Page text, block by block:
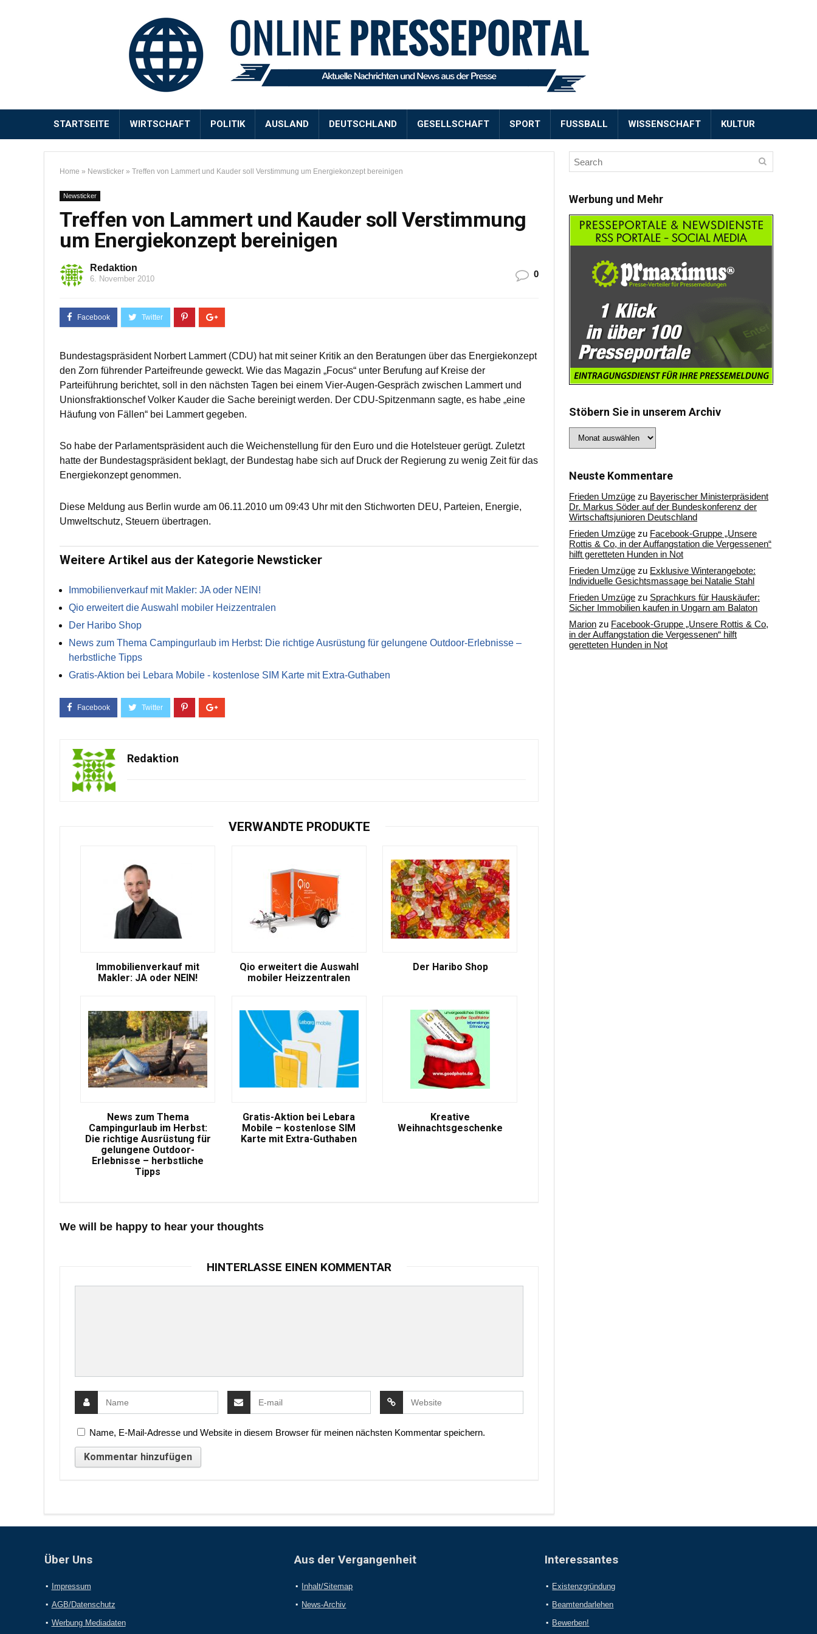
STARTSEITE WIRTSCHAFT POLITIK AUSLAND DEUTSCHLAND GESELLSCHAFT SPORT FUSSBALL WISSENSCHAFT KULTUR
Home » Newsticker » Treffen von Lammert und Kauder soll Verstimmung um Energiekonzept bereinigen
Newsticker
Treffen von Lammert und Kauder soll Verstimmung
um Energiekonzept bereinigen
Redaktion
6. November 2010 0
Bundestagspräsident Norbert Lammert (CDU) hat mit seiner Kritik an den Beratungen über das Energiekonzept
den Zorn führender Parteifreunde geweckt. Wie das Magazin „Focus“ unter Berufung auf Kreise der
Parteiführung berichtet, soll in den nächsten Tagen bei einem Vier-Augen-Gespräch zwischen Lammert und
Unionsfraktionschef Volker Kauder die Sache bereinigt werden. Der CDU-Spitzenmann sagte, es habe „eine
Häufung von Fällen“ bei Lammert gegeben.
So habe der Parlamentspräsident auch die Weichenstellung für den Euro und die Hotelsteuer gerügt. Zuletzt
hatte der Bundestagspräsident beklagt, der Bundestag habe sich auf Druck der Regierung zu wenig Zeit für das
Energiekonzept genommen.
Diese Meldung aus Berlin wurde am 06.11.2010 um 09:43 Uhr mit den Stichworten DEU, Parteien, Energie,
Umweltschutz, Steuern übertragen.
Weitere Artikel aus der Kategorie Newsticker
Immobilienverkauf mit Makler: JA oder NEIN!
Qio erweitert die Auswahl mobiler Heizzentralen
Der Haribo Shop
News zum Thema Campingurlaub im Herbst: Die richtige Ausrüstung für gelungene Outdoor-Erlebnisse –
herbstliche Tipps
Gratis-Aktion bei Lebara Mobile - kostenlose SIM Karte mit Extra-Guthaben
Redaktion
VERWANDTE PRODUKTE
Immobilienverkauf mit
Makler: JA oder NEIN!
Qio erweitert die Auswahl
mobiler Heizzentralen
Der Haribo Shop
News zum Thema
Campingurlaub im Herbst:
Die richtige Ausrüstung für
gelungene Outdoor-
Erlebnisse – herbstliche
Tipps
Gratis-Aktion bei Lebara
Mobile – kostenlose SIM
Karte mit Extra-Guthaben
Kreative
Weihnachtsgeschenke
We will be happy to hear your thoughts
HINTERLASSE EINEN KOMMENTAR
Name, E-Mail-Adresse und Website in diesem Browser für meinen nächsten Kommentar speichern.
Werbung und Mehr
Stöbern Sie in unserem Archiv
Sie
Archiv
Neuste Kommentare
Frieden Umzüge zu Bayerischer Ministerpräsident
Dr. Markus Söder auf der Bundeskonferenz der
Wirtschaftsjunioren Deutschland
Frieden Umzüge zu Facebook-Gruppe „Unsere
Rottis & Co, in der Auffangstation die Vergessenen“
hilft geretteten Hunden in Not
Frieden Umzüge zu Exklusive Winterangebote:
Individuelle Gesichtsmassage bei Natalie Stahl
Frieden Umzüge zu Sprachkurs für Hauskäufer:
Sicher Immobilien kaufen in Ungarn am Balaton
Marion zu Facebook-Gruppe „Unsere Rottis & Co,
in der Auffangstation die Vergessenen“ hilft
geretteten Hunden in Not
Über Uns
Impressum
AGB/Datenschutz
Werbung Mediadaten
Aus der Vergangenheit
Inhalt/Sitemap
News-Archiv
Interessantes
Existenzgründung
Beamtendarlehen
Bewerben!